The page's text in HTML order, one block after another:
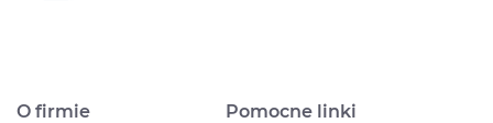
O firmie Pomocne linki